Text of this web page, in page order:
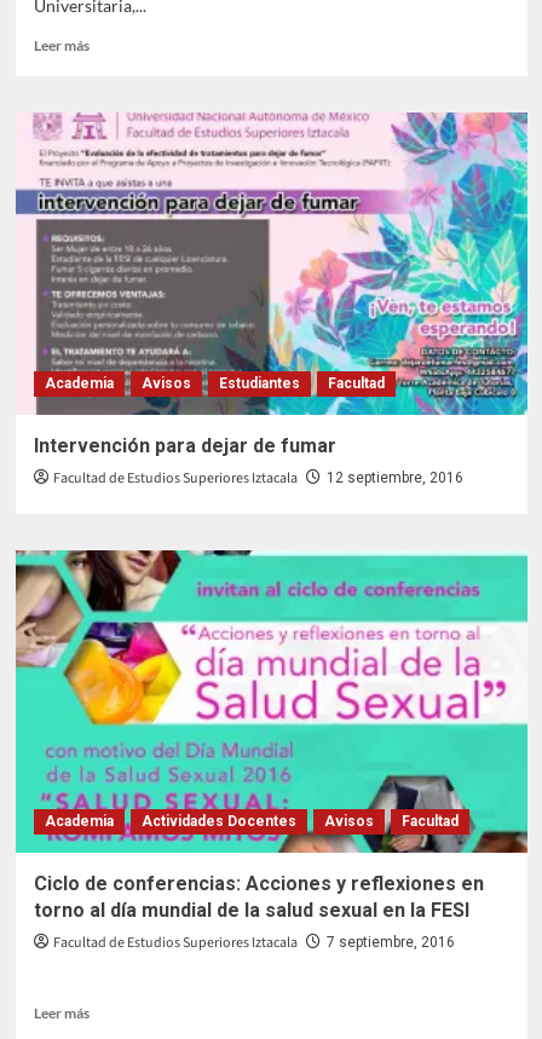
Universitaria,...
Leer másLeer
Concluyeron
diplomados
estudiantes
de
Enfermería
y
Optometría
Academia Avisos Estudiantes Facultad
Intervención para dejar de fumar
Facultad de Estudios Superiores Iztacala 12 septiembre, 2016
Academia Actividades Docentes Avisos Facultad
Ciclo de conferencias: Acciones y reflexiones en
torno al día mundial de la salud sexual en la FESI
Facultad de Estudios Superiores Iztacala 7 septiembre, 2016
Leer másLeer